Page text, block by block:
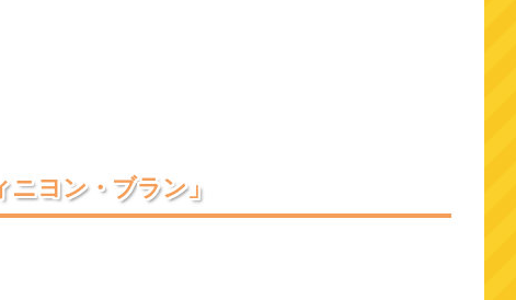
ニヨン・ブラン」